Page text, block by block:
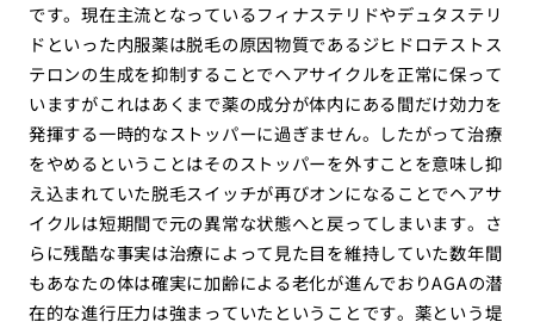
です。現在主流となっているフィナステリドやデュタステリ
ドといった内服薬は脱毛の原因物質であるジヒドロテストス
テロンの生成を抑制することでヘアサイクルを正常に保って
いますがこれはあくまで薬の成分が体内にある間だけ効力を
発揮する一時的なストッパーに過ぎません。したがって治療
をやめるということはそのストッパーを外すことを意味し抑
え込まれていた脱毛スイッチが再びオンになることでヘアサ
イクルは短期間で元の異常な状態へと戻ってしまいます。さ
らに残酷な事実は治療によって見た目を維持していた数年間
もあなたの体は確実に加齢による老化が進んでおりAGAの潜
在的な進行圧力は強まっていたということです。薬という堤